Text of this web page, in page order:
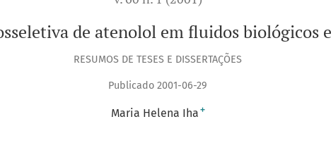
de atenolol em fluidos biológicos
RESUMOS DE TESES E DISSERTAÇÕES
Publicado 2001-06-29
Maria Helena Iha +